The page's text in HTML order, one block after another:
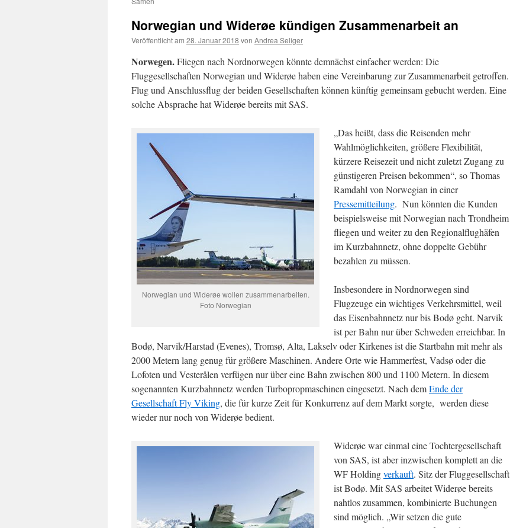
Norwegian und Widerøe kündigen Zusammenarbeit an
Veröffentlicht am 28. Januar 2018 von Andrea Seliger
Norwegen.Fliegen nach Nordnorwegen könnte demnächst einfacher werden: Die
Fluggesellschaften Norwegian und Widerøe haben eine Vereinbarung zur Zusammenarbeit getroffen.
Flug und Anschlussflug der beiden Gesellschaften können künftig gemeinsam gebucht werden. Eine
solche Absprache hat Widerøe bereits mit SAS.
Norwegian und Widerøe wollen zusammenarbeiten.
Foto Norwegian
„Das heißt, dass die Reisenden mehr
Wahlmöglichkeiten, größere Flexibilität,
kürzere Reisezeit und nicht zuletzt Zugang zu
günstigeren Preisen bekommen“, so Thomas
Ramdahl von Norwegian in einer
Pressemitteilung. Nun könnten die Kunden
beispielsweise mit Norwegian nach Trondheim
fliegen und weiter zu den Regionalflughäfen
im Kurzbahnnetz, ohne doppelte Gebühr
bezahlen zu müssen.
Insbesondere in Nordnorwegen sind
Flugzeuge ein wichtiges Verkehrsmittel, weil
das Eisenbahnnetz nur bis Bodø geht. Narvik
ist per Bahn nur über Schweden erreichbar. In
Bodø, Narvik/Harstad (Evenes), Tromsø, Alta, Lakselv oder Kirkenes ist die Startbahn mit mehr als
2000 Metern lang genug für größere Maschinen. Andere Orte wie Hammerfest, Vadsø oder die
Lofoten und Vesterålen verfügen nur über eine Bahn zwischen 800 und 1100 Metern. In diesem
sogenannten Kurzbahnnetz werden Turbopropmaschinen eingesetzt. Nach demEnde der
Gesellschaft Fly Viking, die für kurze Zeit für Konkurrenz auf dem Markt sorgte, werden diese
wieder nur noch von Widerøe bedient.
Widerøe war einmal eine Tochtergesellschaft
von SAS, ist aber inzwischen komplett an die
WF Holdingverkauft. Sitz der Fluggesellschaft
ist Bodø. Mit SAS arbeitet Widerøe bereits
nahtlos zusammen, kombinierte Buchungen
sind möglich. „Wir setzen die gute